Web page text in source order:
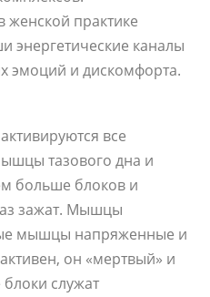
женской практике
энергетические каналы
эмоций и дискомфорта.
все
тазового дна и
больше блоков и
зажат. Мышцы
мышцы напряженные и
он «мертвый» и
служат